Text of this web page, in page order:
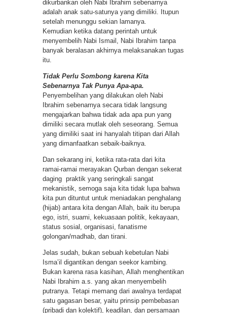
dikurbankan oleh Nabi Ibrahim sebenarnya
adalah anak satu-satunya yang dimiliki. Itupun
setelah menunggu sekian lamanya.
Kemudian ketika datang perintah untuk
menyembelih Nabi Ismail, Nabi Ibrahim tanpa
banyak beralasan akhirnya melaksanakan tugas
itu.
Tidak Perlu Sombong karena Kita
Sebenarnya Tak Punya Apa-apa.
Penyembelihan yang dilakukan oleh Nabi
Ibrahim sebenarnya secara tidak langsung
mengajarkan bahwa tidak ada apa pun yang
dimiliki secara mutlak oleh seseorang. Semua
yang dimiliki saat ini hanyalah titipan dari Allah
yang dimanfaatkan sebaik-baiknya.
Dan sekarang ini, ketika rata-rata dari kita
ramai-ramai merayakan Qurban dengan sekerat
daging praktik yang seringkali sangat
mekanistik, semoga saja kita tidak lupa bahwa
kita pun dituntut untuk meniadakan penghalang
(hijab) antara kita dengan Allah, baik itu berupa
ego, istri, suami, kekuasaan politik, kekayaan,
status sosial, organisasi, fanatisme
golongan/madhab, dan tirani.
Jelas sudah, bukan sebuah kebetulan Nabi
Isma’il digantikan dengan seekor kambing.
Bukan karena rasa kasihan, Allah menghentikan
Nabi Ibrahim a.s. yang akan menyembelih
putranya. Tetapi memang dari awalnya terdapat
satu gagasan besar, yaitu prinsip pembebasan
(pribadi dan kolektif), keadilan, dan persamaan